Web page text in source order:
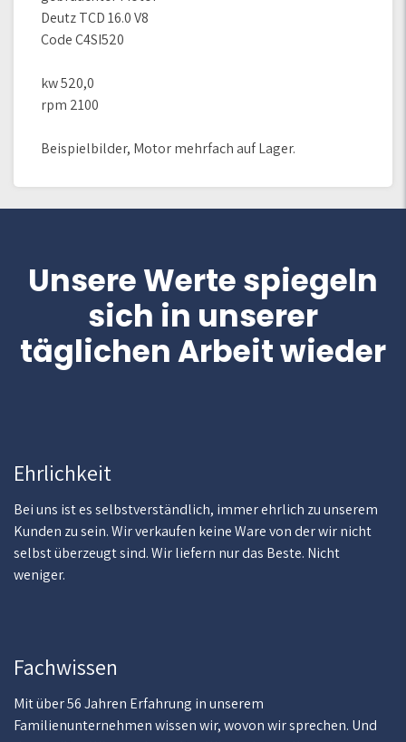
Deutz TCD 16.0 V8
Code C4SI520
kw 520,0
rpm 2100
Beispielbilder, Motor mehrfach auf Lager.
Unsere Werte spiegeln
sich in unserer
täglichen Arbeit wieder
Ehrlichkeit
Bei uns ist es selbstverständlich, immer ehrlich zu unserem
Kunden zu sein. Wir verkaufen keine Ware von der wir nicht
selbst überzeugt sind. Wir liefern nur das Beste. Nicht
weniger.
Fachwissen
Mit über 56 Jahren Erfahrung in unserem
Familienunternehmen wissen wir, wovon wir sprechen. Und